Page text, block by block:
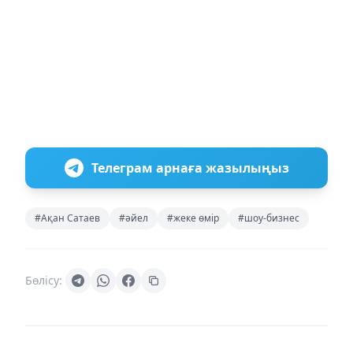
Телеграм арнаға жазылыңыз
#Ақан Сатаев #әйел #жеке өмір #шоу-бизнес
Бөлісу: